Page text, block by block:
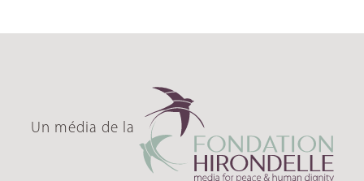
Un média de la